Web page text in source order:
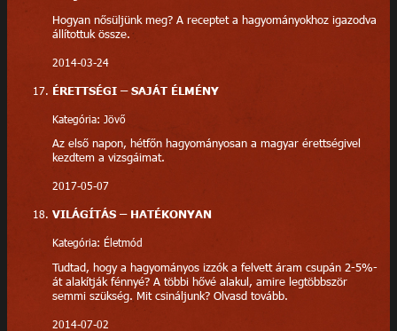
Hogyan nősüljünk meg? A receptet a hagyományokhoz igazodva
állítottuk össze.
2014-03-24
ÉRETTSÉGI – SAJÁT ÉLMÉNY
Kategória: Jövő
Az első napon, hétfőn hagyományosan a magyar érettségivel
kezdtem a vizsgáimat.
2017-05-07
VILÁGÍTÁS – HATÉKONYAN
Kategória: Életmód
Tudtad, hogy a hagyományos izzók a felvett áram csupán 2-5%-
át alakítják fénnyé? A többi hővé alakul, amire legtöbbször
semmi szükség. Mit csináljunk? Olvasd tovább.
2014-07-02